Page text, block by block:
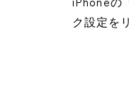
iPhoneの
ク設定を